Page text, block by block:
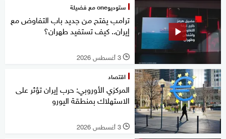
ستوديوone مع فضيلة
ترامب يفتح من جديد باب التفاوض مع
إيران.. كيف تستفيد طهران؟
l 3 أغسطس 2026
اقتصاد
المركزي الأوروبي: حرب إيران تؤثر على
الاستهلاك بمنطقة اليورو
l 3 أغسطس 2026